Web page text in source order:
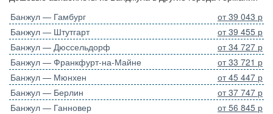
Банжул — Гамбург
от 39 043 р
Банжул — Штутгарт
от 39 455 р
Банжул — Дюссельдорф
от 34 727 р
Банжул — Франкфурт-на-Майне
от 33 721 р
Банжул — Мюнхен
от 45 447 р
Банжул — Берлин
от 37 747 р
Банжул — Ганновер
от 56 845 р